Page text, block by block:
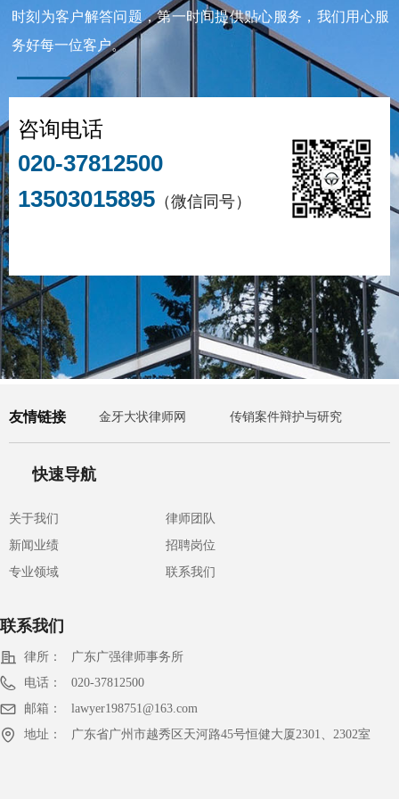
快速导航
关于我们
新闻业绩
专业领域
律师团队
招聘岗位
联系我们
联系我们
律所：
广东广强律师事务所
电话：
020-37812500
邮箱：
lawyer198751@163.com
地址：
广东省广州市越秀区天河路45号恒健大厦2301、2302室
友情链接 金牙大状律师网 传销案件辩护与研究
时刻为客户解答问题，第一时间提供贴心服务，我们用心服
务好每一位客户。
咨询电话
020-37812500
13503015895 （微信同号）